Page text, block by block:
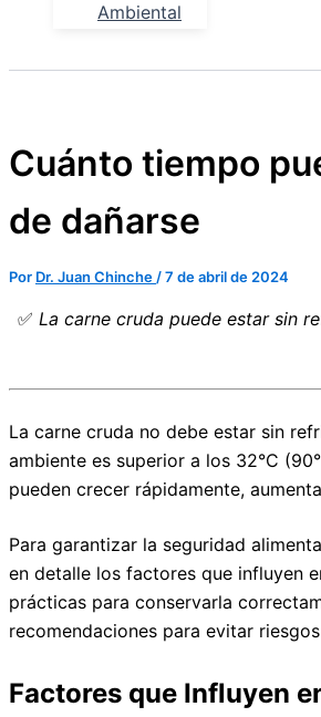
Ambiental
Cuánto tiempo
de dañarse
Por Dr. Juan Chinche /7 de abril de 2024
✅ La carne cruda puede estar sin
La carne cruda no debe estar sin
ambiente es superior a los 32°C
pueden crecer rápidamente,
Para garantizar la seguridad
en detalle los factores que influyen
prácticas para conservarla
recomendaciones para evitar
Factores que Influyen